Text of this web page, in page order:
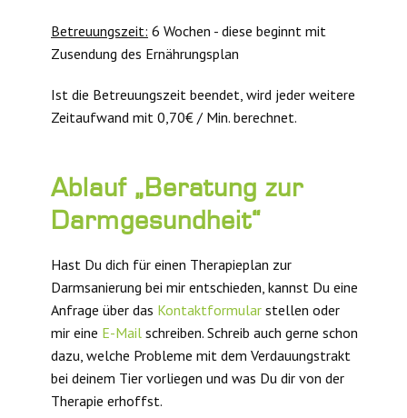
Betreuungszeit: 6 Wochen - diese beginnt mit
Zusendung des Ernährungsplan
Ist die Betreuungszeit beendet, wird jeder weitere
Zeitaufwand mit 0,70€ / Min. berechnet.
Ablauf „Beratung zur
Darmgesundheit“
Hast Du dich für einen Therapieplan zur
Darmsanierung bei mir entschieden, kannst Du eine
Anfrage über das Kontaktformular stellen oder
mir eine E-Mail schreiben. Schreib auch gerne schon
dazu, welche Probleme mit dem Verdauungstrakt
bei deinem Tier vorliegen und was Du dir von der
Therapie erhoffst.